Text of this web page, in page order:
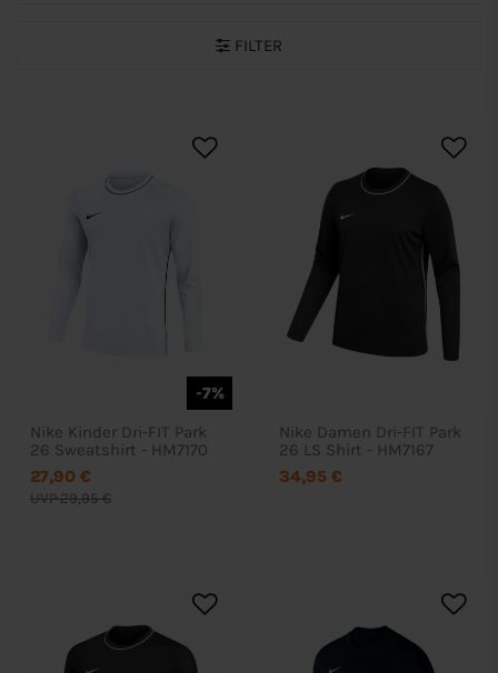
FILTER
-7%
Nike Kinder Dri-FIT Park
26 Sweatshirt - HM7170
UVP 29,95 €
27,90 €
Nike Damen Dri-FIT Park
26 LS Shirt - HM7167
34,95 €